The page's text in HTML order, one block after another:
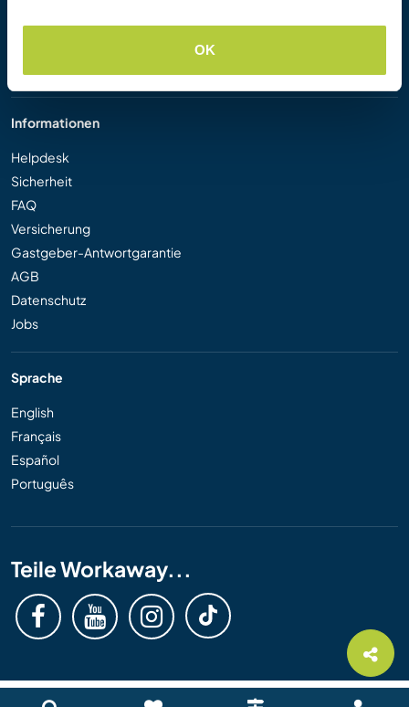
OK
Informationen
Helpdesk
Sicherheit
FAQ
Versicherung
Gastgeber-Antwortgarantie
AGB
Datenschutz
Jobs
Sprache
English
Français
Español
Português
Teile Workaway...